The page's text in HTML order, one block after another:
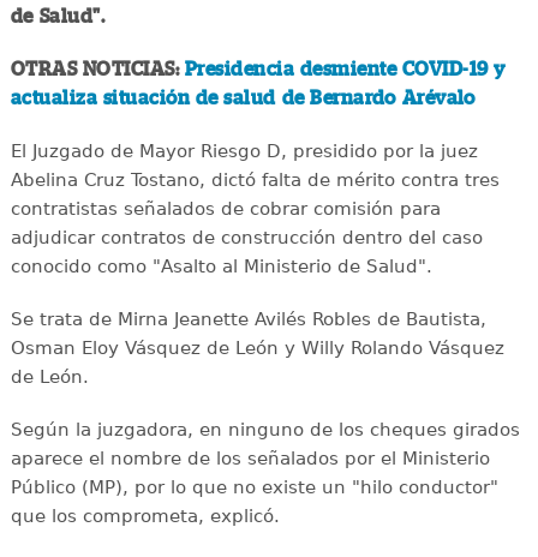
de Salud".
OTRAS NOTICIAS: Presidencia desmiente COVID-19 y
actualiza situación de salud de Bernardo Arévalo
El Juzgado de Mayor Riesgo D, presidido por la juez
Abelina Cruz Tostano, dictó falta de mérito contra tres
contratistas señalados de cobrar comisión para
adjudicar contratos de construcción dentro del caso
conocido como "Asalto al Ministerio de Salud".
Se trata de Mirna Jeanette Avilés Robles de Bautista,
Osman Eloy Vásquez de León y Willy Rolando Vásquez
de León.
Según la juzgadora, en ninguno de los cheques girados
aparece el nombre de los señalados por el Ministerio
Público (MP), por lo que no existe un "hilo conductor"
que los comprometa, explicó.